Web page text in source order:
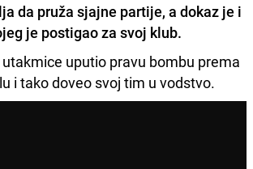
da pruža sjajne partije, a dokaz je i
je postigao za svoj klub.
uputio pravu bombu prema
i tako doveo svoj tim u vodstvo.